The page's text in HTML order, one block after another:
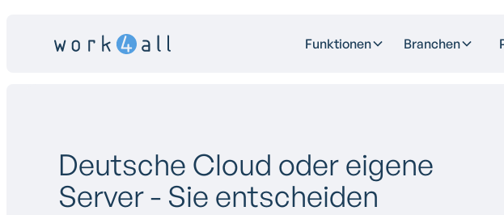
Funktionen Branchen
Deutsche Cloud oder eigene
Server - Sie entscheiden